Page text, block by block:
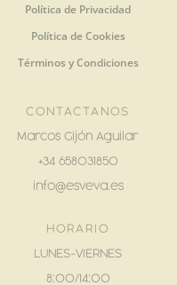
Política de Privacidad
Política de Cookies
Términos y Condiciones
CONTACTANOS
Marcos Gijón Aguilar
+34 658031850
info@esveva.es
HORARIO
LUNES-VIERNES
8:00/14:00